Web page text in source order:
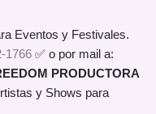
Eventos y Festivales.
1766 ✅ o por mail a:
PRODUCTORA
y Shows para